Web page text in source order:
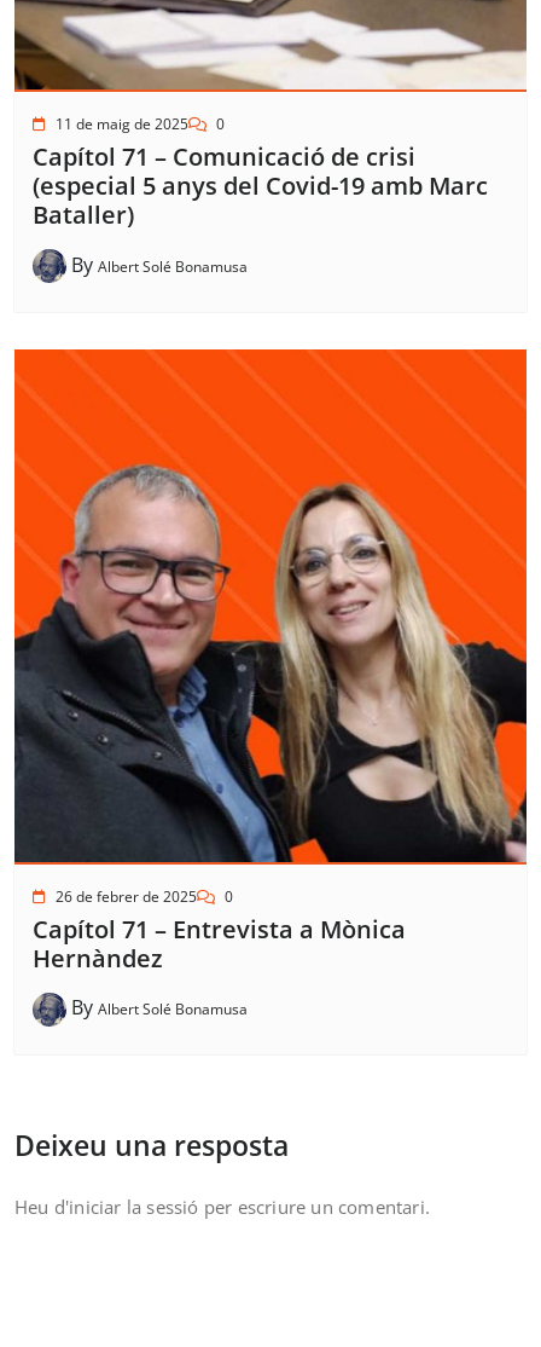
11 de maig de 2025 0
Capítol 71 – Comunicació de crisi
(especial 5 anys del Covid-19 amb Marc
Bataller)
By Albert Solé Bonamusa
26 de febrer de 2025 0
Capítol 71 – Entrevista a Mònica
Hernàndez
By Albert Solé Bonamusa
Deixeu una resposta
Heu d'iniciar la sessió per escriure un comentari.